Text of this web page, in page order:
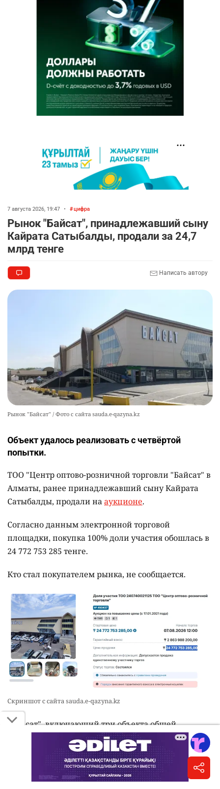
7 августа 2026, 19:47 • цифра
Рынок "Байсат", принадлежавший сыну
Кайрата Сатыбалды, продали за 24,7
млрд тенге
Написать автору
Рынок "Байсат" / Фото с сайта sauda.e-qazyna.kz
Объект удалось реализовать с четвёртой
попытки.
ТОО "Центр оптово-розничной торговли "Байсат" в
Алматы, ранее принадлежавший сыну Кайрата
Сатыбалды, продали нааукционе.
Согласно данным электронной торговой
площадки, покупка 100% доли участия обошлась в
24 772 753 285 тенге.
Кто стал покупателем рынка, не сообщается.
Скриншот с сайта sauda.e-qazyna.kz
"Байсат", включающий три объекта общей
площадью 4221,4 м² и земельный участок 1,4 га,
находился в собственности аффилированных
компаний ТОО "Совместное предприятие
"КазГерСтрой" и ТОО "Astana Finansial Group",